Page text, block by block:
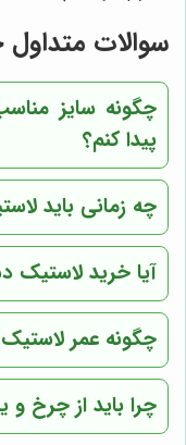
سوالات
چگونه سایز
پیدا کنم؟
چه زمانی باید
آیا خرید
چگونه عمر
چرا باید از چرخ و